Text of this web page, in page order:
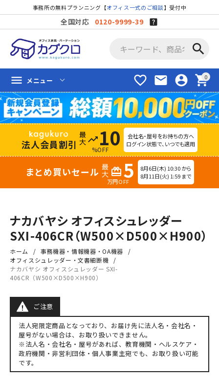
事務所の無料プランニング【オフィス一式のご相談】受付中
全国対応 0120-9999-39
search
favorite_border mail account_circle shopping_cart
menu メニュー
法人会員割引 trending_up 10
%OFF
会社名・屋号をお持ちの方へ
ログイン状態で、いつでも適用
まとめ買いセール redeem 5
万円OFF
8月6日(木) 10:30 から
8月11日(火) 1:59 まで
ナカバヤシ オフィスシュレッダー
SXI-406CR（W500×D500×H900）
ホーム
事務機器・情報機器・OA機器
オフィスシュレッダー・文書細断機
ナカバヤシ オフィスシュレッダー SXI-
406CR（W500×D500×H900）
ご注意
法人宛限定商品となっており、お届け先に法人名・会社名・
屋号がない場合は、お取り扱いできません。
※法人名・会社名・屋号があれば、教育機関・ヘルスケア・
政府機関・非営利団体・個人事業主宛でも、お取り扱い可能
です。